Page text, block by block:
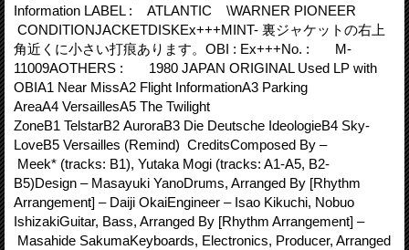
Information LABEL : ATLANTIC \WARNER PIONEER
CONDITIONJACKETDISKEx+++MINT- 裏ジャケットの右上
角近くに小さい打痕あります。OBI : Ex+++No. : M-
11009AOTHERS : 1980 JAPAN ORIGINAL Used LP with
OBIA1 Near MissA2 Flight InformationA3 Parking
AreaA4 VersaillesA5 The Twilight
ZoneB1 TelstarB2 AuroraB3 Die Deutsche IdeologieB4 Sky-
LoveB5 Versailles (Remind) CreditsComposed By –
Meek* (tracks: B1), Yutaka Mogi (tracks: A1-A5, B2-
B5)Design – Masayuki YanoDrums, Arranged By [Rhythm
Arrangement] – Daiji OkaiEngineer – Isao Kikuchi, Nobuo
IshizakiGuitar, Bass, Arranged By [Rhythm Arrangement] –
Masahide SakumaKeyboards, Electronics, Producer, Arranged